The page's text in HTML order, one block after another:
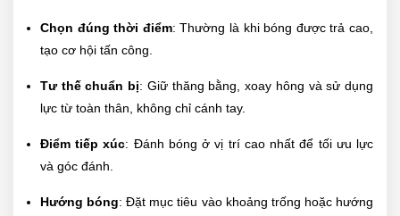
Chọn đúng thời điểm: Thường là khi bóng được trả cao,
tạo cơ hội tấn công.
Tư thế chuẩn bị: Giữ thăng bằng, xoay hông và sử dụng
lực từ toàn thân, không chỉ cánh tay.
Điểm tiếp xúc: Đánh bóng ở vị trí cao nhất để tối ưu lực
và góc đánh.
Hướng bóng: Đặt mục tiêu vào khoảng trống hoặc hướng